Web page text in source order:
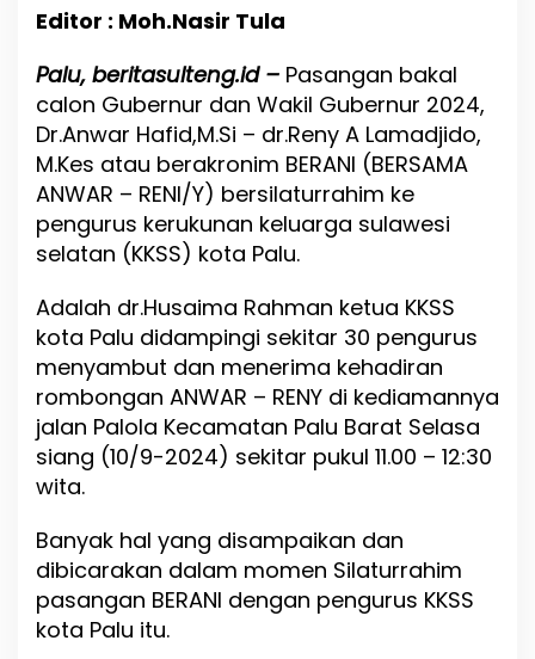
o
P
a
l
d
a
n
a
a
r
a
n
P
r
o
a
N
A
Editor : Moh.Nasir Tula
Palu, beritasulteng.id – Pasangan bakal
calon Gubernur dan Wakil Gubernur 2024,
Dr.Anwar Hafid,M.Si – dr.Reny A Lamadjido,
M.Kes atau berakronim BERANI (BERSAMA
ANWAR – RENI/Y) bersilaturrahim ke
pengurus kerukunan keluarga sulawesi
selatan (KKSS) kota Palu.
Adalah dr.Husaima Rahman ketua KKSS
kota Palu didampingi sekitar 30 pengurus
menyambut dan menerima kehadiran
rombongan ANWAR – RENY di kediamannya
jalan Palola Kecamatan Palu Barat Selasa
siang (10/9-2024) sekitar pukul 11.00 – 12:30
wita.
Banyak hal yang disampaikan dan
dibicarakan dalam momen Silaturrahim
pasangan BERANI dengan pengurus KKSS
kota Palu itu.